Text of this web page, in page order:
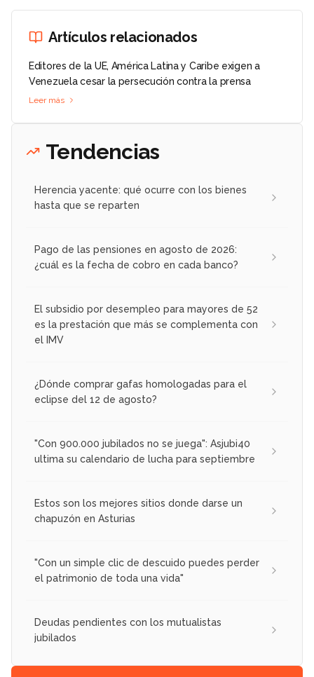
Artículos relacionados
Editores de la UE, América Latina y Caribe exigen a
Venezuela cesar la persecución contra la prensa
Leer más
Tendencias
Herencia yacente: qué ocurre con los bienes
hasta que se reparten
Pago de las pensiones en agosto de 2026:
¿cuál es la fecha de cobro en cada banco?
El subsidio por desempleo para mayores de 52
es la prestación que más se complementa con
el IMV
¿Dónde comprar gafas homologadas para el
eclipse del 12 de agosto?
"Con 900.000 jubilados no se juega": Asjubi40
ultima su calendario de lucha para septiembre
Estos son los mejores sitios donde darse un
chapuzón en Asturias
"Con un simple clic de descuido puedes perder
el patrimonio de toda una vida"
Deudas pendientes con los mutualistas
jubilados